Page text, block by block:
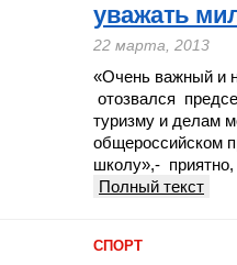
уважать
22 марта, 2013
«Очень важный и
отозвался
туризму и делам
общероссийском
школу»,- приятно,
Полный текст
СПОРТ